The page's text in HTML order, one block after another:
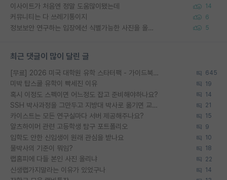
이사이트가 처음엔 정말 도움많이됐는데 14
커뮤니티는 다 쓰레기통이지 6
정보보안 연구하는 입장에선 식별가능한 사진을 올리는건 비추이긴함 5
최근 댓글이 많이 달린 글
[무료] 2026 미국 대학원 유학 스타터팩 - 가이드북 & 합격자 컨택메일 템플릿 645
미박 탑스쿨 유학이 빡세진 이유 19
혹시 이정도 스펙이면 어느정도 잡고 준비해야하나요? 14
SSH 박사과정을 그만두고 지방대 박사로 옮기면 교수의 꿈은 끝일까요? 21
카이스트는 모든 연구실마다 서버 제공해주나요? 15
알츠하이머 관련 고등학생 탐구 포트폴리오 9
입학도 안한 신입생이 원래 관심을 받나요 10
물박사의 기준이 뭐임? 18
랩홈피에 다들 본인 사진 올리냐 22
신생랩가지말라는 이유가 있었구나 14